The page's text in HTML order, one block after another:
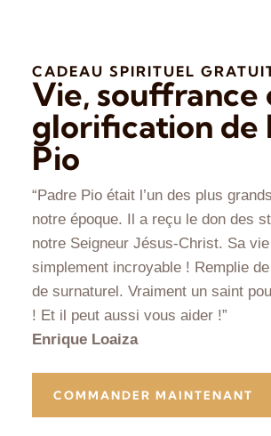
CADEAU SPIRITUEL
Vie, souffrance
glorification de
Pio
“Padre Pio était l’un des plus
notre époque. Il a reçu le don des
notre Seigneur Jésus-Christ. Sa
simplement incroyable ! Remplie
de surnaturel. Vraiment un saint
! Et il peut aussi vous aider !”
Enrique Loaiza
COMMANDER MAINTENANT